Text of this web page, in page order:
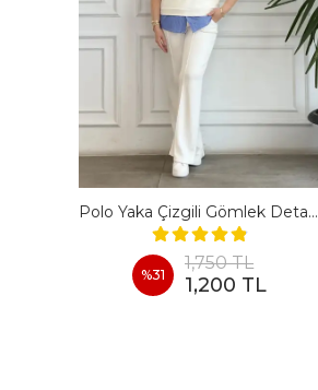
Polo Yaka Çizgili Gömlek Detaylı Kısa Kollu Takım - BEYAZ
%31
1,750 TL
1,200 TL